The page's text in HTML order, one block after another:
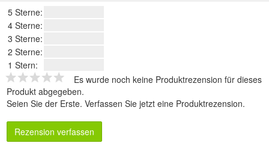
5 Sterne:
4 Sterne:
3 Sterne:
2 Sterne:
1 Stern:
Es wurde noch keine Produktrezension für dieses
Produkt abgegeben.
Seien Sie der Erste. Verfassen Sie jetzt eine Produktrezension.
Rezension verfassen